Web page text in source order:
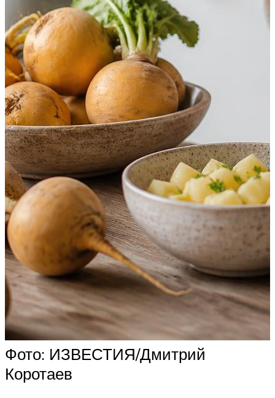
Фото: ИЗВЕСТИЯ/Дмитрий
Коротаев